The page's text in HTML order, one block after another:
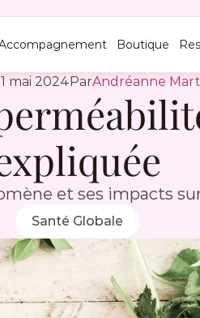
Boutique
1 mai 2024ParAndréanne
et ses impacts
Santé Globale